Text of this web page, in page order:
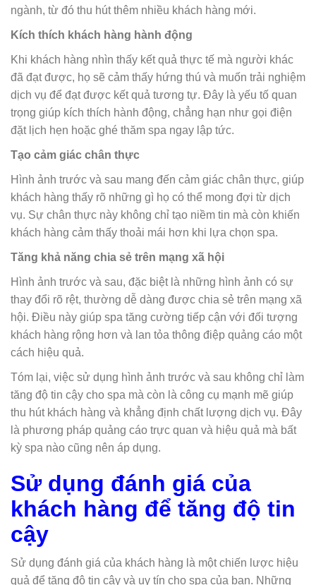
ngành, từ đó thu hút thêm nhiều khách hàng mới.
Kích thích khách hàng hành động
Khi khách hàng nhìn thấy kết quả thực tế mà người khác
đã đạt được, họ sẽ cảm thấy hứng thú và muốn trải nghiệm
dịch vụ để đạt được kết quả tương tự. Đây là yếu tố quan
trọng giúp kích thích hành động, chẳng hạn như gọi điện
đặt lịch hẹn hoặc ghé thăm spa ngay lập tức.
Tạo cảm giác chân thực
Hình ảnh trước và sau mang đến cảm giác chân thực, giúp
khách hàng thấy rõ những gì họ có thể mong đợi từ dịch
vụ. Sự chân thực này không chỉ tạo niềm tin mà còn khiến
khách hàng cảm thấy thoải mái hơn khi lựa chọn spa.
Tăng khả năng chia sẻ trên mạng xã hội
Hình ảnh trước và sau, đặc biệt là những hình ảnh có sự
thay đổi rõ rệt, thường dễ dàng được chia sẻ trên mạng xã
hội. Điều này giúp spa tăng cường tiếp cận với đối tượng
khách hàng rộng hơn và lan tỏa thông điệp quảng cáo một
cách hiệu quả.
Tóm lại, việc sử dụng hình ảnh trước và sau không chỉ làm
tăng độ tin cậy cho spa mà còn là công cụ mạnh mẽ giúp
thu hút khách hàng và khẳng định chất lượng dịch vụ. Đây
là phương pháp quảng cáo trực quan và hiệu quả mà bất
kỳ spa nào cũng nên áp dụng.
Sử dụng đánh giá của
khách hàng để tăng độ tin
cậy
Sử dụng đánh giá của khách hàng là một chiến lược hiệu
quả để tăng độ tin cậy và uy tín cho spa của bạn. Những